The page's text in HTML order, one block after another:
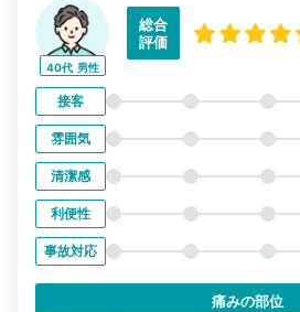
40代 男性
総合
評価
接客
雰囲気
清潔感
利便性
事故対応
痛みの部位